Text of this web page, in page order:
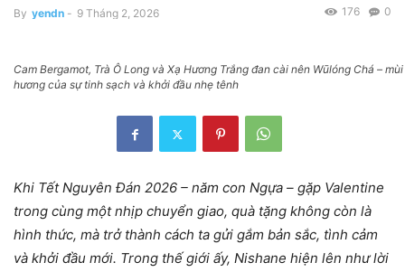
By yendn - 9 Tháng 2, 2026 0
176
Cam Bergamot, Trà Ô Long và Xạ Hương Trắng đan cài nên Wūlóng Chá – mùi
hương của sự tinh sạch và khởi đầu nhẹ tênh
Khi Tết Nguyên Đán 2026 – năm con Ngựa – gặp Valentine
trong cùng một nhịp chuyển giao, quà tặng không còn là
hình thức, mà trở thành cách ta gửi gắm bản sắc, tình cảm
và khởi đầu mới. Trong thế giới ấy, Nishane hiện lên như lời